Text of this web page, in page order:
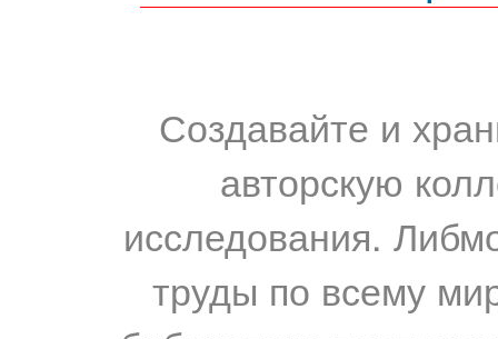
Создавайте и
авторскую
исследования.
труды по всему